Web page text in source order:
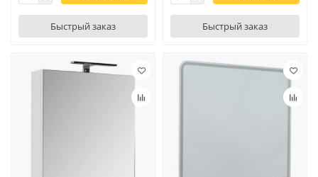
Быстрый заказ Быстрый заказ